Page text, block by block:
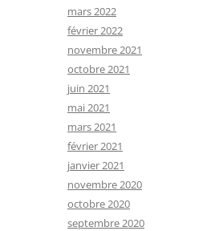
mars 2022
février 2022
novembre 2021
octobre 2021
juin 2021
mai 2021
mars 2021
février 2021
janvier 2021
novembre 2020
octobre 2020
septembre 2020